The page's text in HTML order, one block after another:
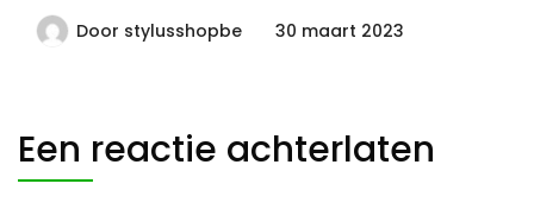
Door stylusshopbe 30 maart 2023
Een reactie achterlaten